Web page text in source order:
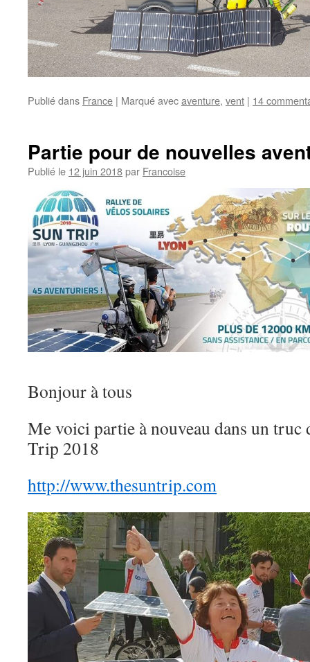
Publié dans France | Marqué avecaventure, vent | 14
Partie pour de nouvelles
Publié le 12 juin 2018par Francoise
Bonjour à tous
Me voici partie à nouveau dans un truc
Trip 2018
http://www.thesuntrip.com